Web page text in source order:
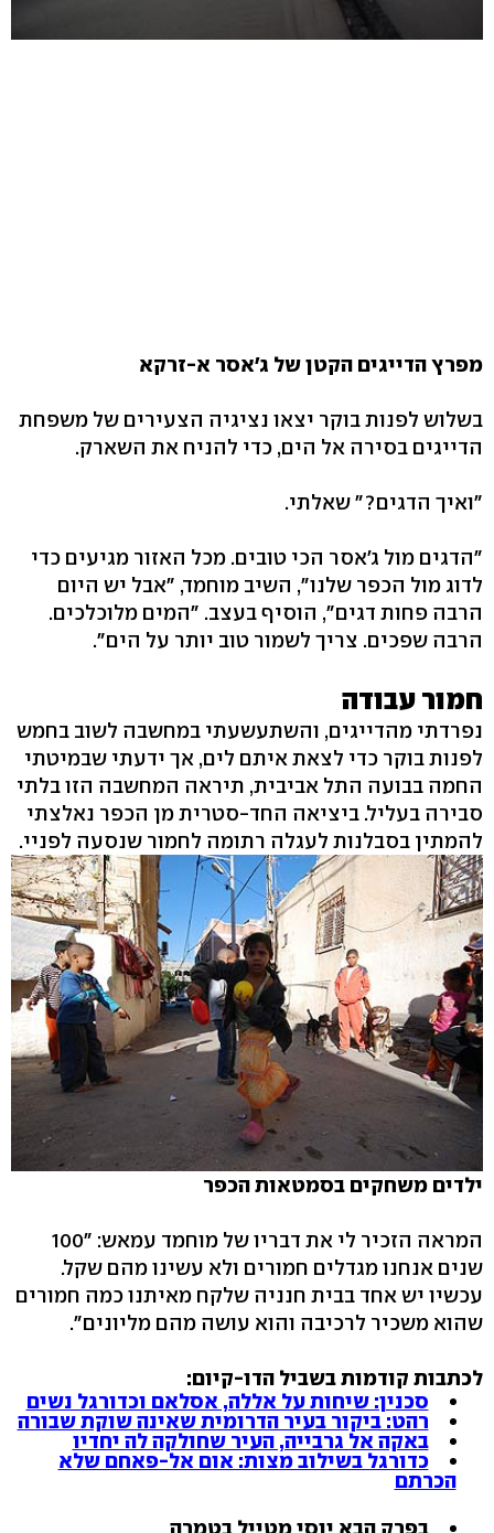
מפרץ הדייגים הקטן של ג'אסר א-זרקא
בשלוש לפנות בוקר יצאו נציגיה הצעירים של משפחת
הדייגים בסירה אל הים, כדי להניח את השארק.
"ואיך הדגים?" שאלתי.
"הדגים מול ג'אסר הכי טובים. מכל האזור מגיעים כדי
לדוג מול הכפר שלנו", השיב מוחמד, "אבל יש היום
הרבה פחות דגים", הוסיף בעצב. "המים מלוכלכים.
הרבה שפכים. צריך לשמור טוב יותר על הים".
חמור עבודה
נפרדתי מהדייגים, והשתעשעתי במחשבה לשוב בחמש
לפנות בוקר כדי לצאת איתם לים, אך ידעתי שבמיטתי
החמה בבועה התל אביבית, תיראה המחשבה הזו בלתי
סבירה בעליל. ביציאה החד-סטרית מן הכפר נאלצתי
להמתין בסבלנות לעגלה רתומה לחמור שנסעה לפניי.
ילדים משחקים בסמטאות הכפר
המראה הזכיר לי את דבריו של מוחמד עמאש: "100
שנים אנחנו מגדלים חמורים ולא עשינו מהם שקל.
עכשיו יש אחד בבית חנניה שלקח מאיתנו כמה חמורים
שהוא משכיר לרכיבה והוא עושה מהם מליונים".
לכתבות קודמות בשביל הדו-קיום:
סכנין: שיחות על אללה, אסלאם וכדורגל נשים
רהט: ביקור בעיר הדרומית שאינה שוקת שבורה
באקה אל גרבייה, העיר שחולקה לה יחדיו
כדורגל בשילוב מצות: אום אל-פאחם שלא
הכרתם